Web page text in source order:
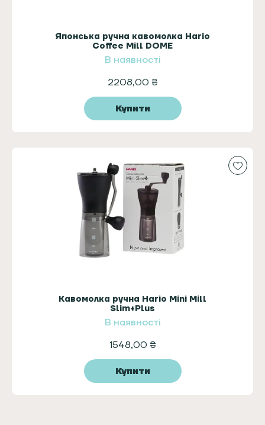
Японська ручна кавомолка Hario
Coffee Mill DOME
В наявності
2208,00 ₴
Купити
Кавомолка ручна Hario Mini Mill
Slim+Plus
В наявності
1548,00 ₴
Купити